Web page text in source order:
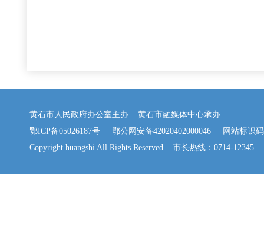
黄石市人民政府办公室主办 黄石市融媒体中心承办
鄂ICP备05026187号
鄂公网安备42020402000046 网站标识码
Copyright huangshi All Rights Reserved 市长热线：0714-12345